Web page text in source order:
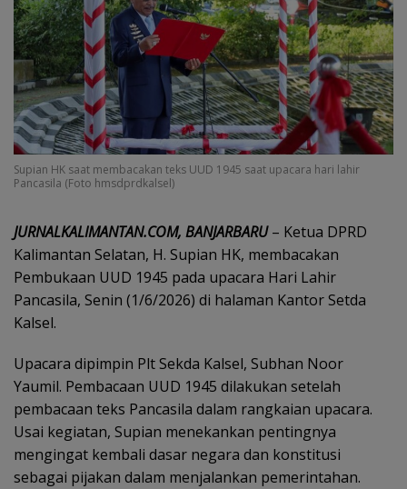
Supian HK saat membacakan teks UUD 1945 saat upacara hari lahir
Pancasila (Foto hmsdprdkalsel)
‎JURNALKALIMANTAN.COM, BANJARBARU– Ketua DPRD
Kalimantan Selatan, H. Supian HK, membacakan
Pembukaan UUD 1945 pada upacara Hari Lahir
Pancasila, Senin (1/6/2026) di halaman Kantor Setda
Kalsel.
‎Upacara dipimpin Plt Sekda Kalsel, Subhan Noor
Yaumil. Pembacaan UUD 1945 dilakukan setelah
pembacaan teks Pancasila dalam rangkaian upacara.
‎Usai kegiatan, Supian menekankan pentingnya
mengingat kembali dasar negara dan konstitusi
sebagai pijakan dalam menjalankan pemerintahan.